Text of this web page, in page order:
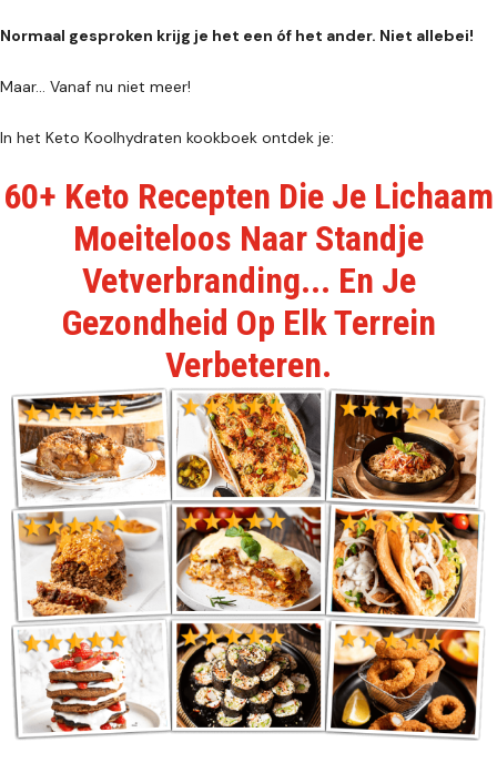
Normaal gesproken krijg je het een óf het ander. Niet allebei!
Maar… Vanaf nu niet meer!
In het Keto Koolhydraten kookboek ontdek je:
60+ Keto Recepten Die Je Lichaam
Moeiteloos Naar Standje
Vetverbranding... En Je
Gezondheid Op Elk Terrein
Verbeteren.